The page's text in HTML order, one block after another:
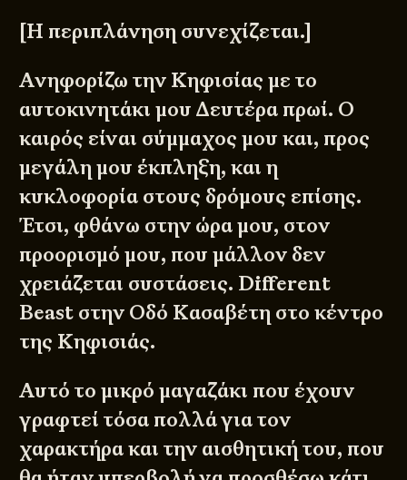
[Η περιπλάνηση συνεχίζεται.]
Ανηφορίζω την Κηφισίας με το
αυτοκινητάκι μου Δευτέρα πρωί. Ο
καιρός είναι σύμμαχος μου και, προς
μεγάλη μου έκπληξη, και η
κυκλοφορία στους δρόμους επίσης.
Έτσι, φθάνω στην ώρα μου, στον
προορισμό μου, που μάλλον δεν
χρειάζεται συστάσεις. Different
Beast στην Οδό Κασαβέτη στο κέντρο
της Κηφισιάς.
Αυτό το μικρό μαγαζάκι που έχουν
γραφτεί τόσα πολλά για τον
χαρακτήρα και την αισθητική του, που